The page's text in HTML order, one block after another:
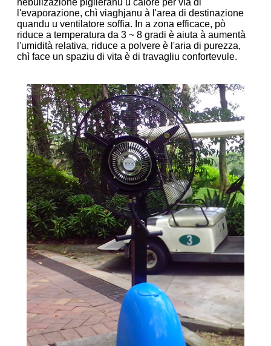
nebulizazione piglieranu u calore per via di
l'evaporazione, chì viaghjanu à l'area di destinazione
quandu u ventilatore soffia. In a zona efficace, pò
riduce a temperatura da 3 ~ 8 gradi è aiuta à aumentà
l'umidità relativa, riduce a polvere è l'aria di purezza,
chì face un spaziu di vita è di travagliu confortevule.